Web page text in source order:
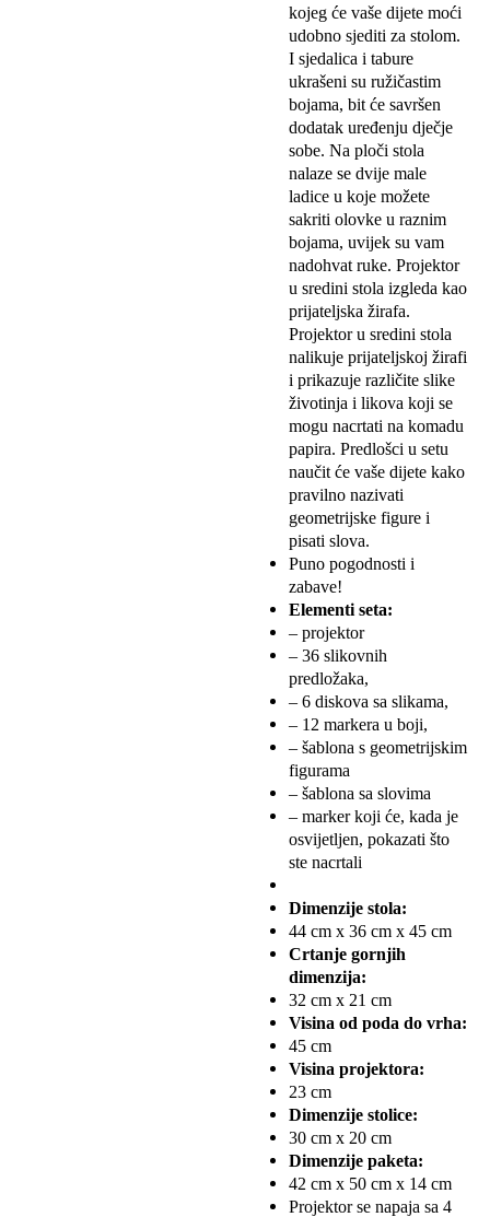
kojeg će vaše dijete moći
udobno sjediti za stolom.
I sjedalica i tabure
ukrašeni su ružičastim
bojama, bit će savršen
dodatak uređenju dječje
sobe. Na ploči stola
nalaze se dvije male
ladice u koje možete
sakriti olovke u raznim
bojama, uvijek su vam
nadohvat ruke. Projektor
u sredini stola izgleda kao
prijateljska žirafa.
Projektor u sredini stola
nalikuje prijateljskoj žirafi
i prikazuje različite slike
životinja i likova koji se
mogu nacrtati na komadu
papira. Predlošci u setu
naučit će vaše dijete kako
pravilno nazivati ​​
geometrijske figure i
pisati slova.
Puno pogodnosti i
zabave!
Elementi seta:
– projektor
– 36 slikovnih
predložaka,
– 6 diskova sa slikama,
– 12 markera u boji,
– šablona s geometrijskim
figurama
– šablona sa slovima
– marker koji će, kada je
osvijetljen, pokazati što
ste nacrtali
Dimenzije stola:
44 cm x 36 cm x 45 cm
Crtanje gornjih
dimenzija:
32 cm x 21 cm
Visina od poda do vrha:
45 cm
Visina projektora:
23 cm
Dimenzije stolice:
30 cm x 20 cm
Dimenzije paketa:
42 cm x 50 cm x 14 cm
Projektor se napaja sa 4